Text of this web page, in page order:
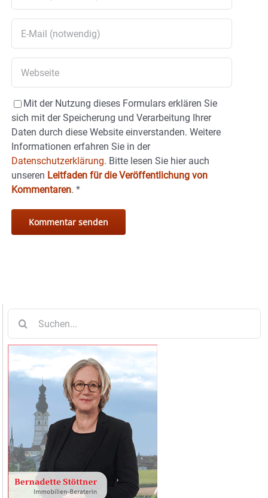
Mit der Nutzung dieses Formulars erklären Sie
sich mit der Speicherung und Verarbeitung Ihrer
Daten durch diese Website einverstanden. Weitere
Informationen erfahren Sie in der
Datenschutzerklärung. Bitte lesen Sie hier auch
unseren Leitfaden für die Veröffentlichung von
Kommentaren. *
nach: